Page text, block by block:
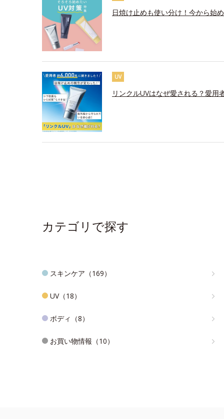
日焼け止めも使い分け！今から始
UV
リンクルUVはなぜ愛される？愛
カテゴリで探す
スキンケア（169）
UV（18）
ボディ（8）
お買い物情報（10）